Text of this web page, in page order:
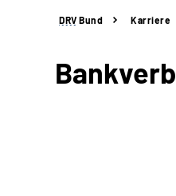
DRV Bund Karriere